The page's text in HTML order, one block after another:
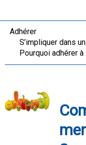
Adhérer
S’impliquer dans
Pourquoi adhérer à